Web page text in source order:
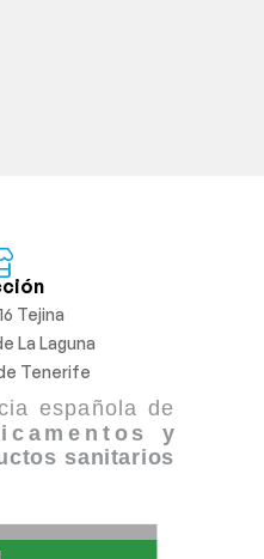
Tejina
La Laguna
Tenerife